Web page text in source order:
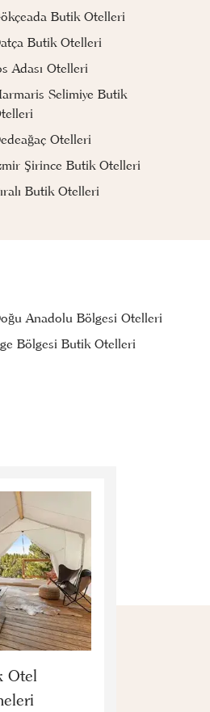
Butik Otelleri
Butik Otelleri
Adası Otelleri
Selimiye Butik
Otelleri
Şirince Butik Otelleri
Butik Otelleri
Anadolu Bölgesi Otelleri
Bölgesi Butik Otelleri
Otel